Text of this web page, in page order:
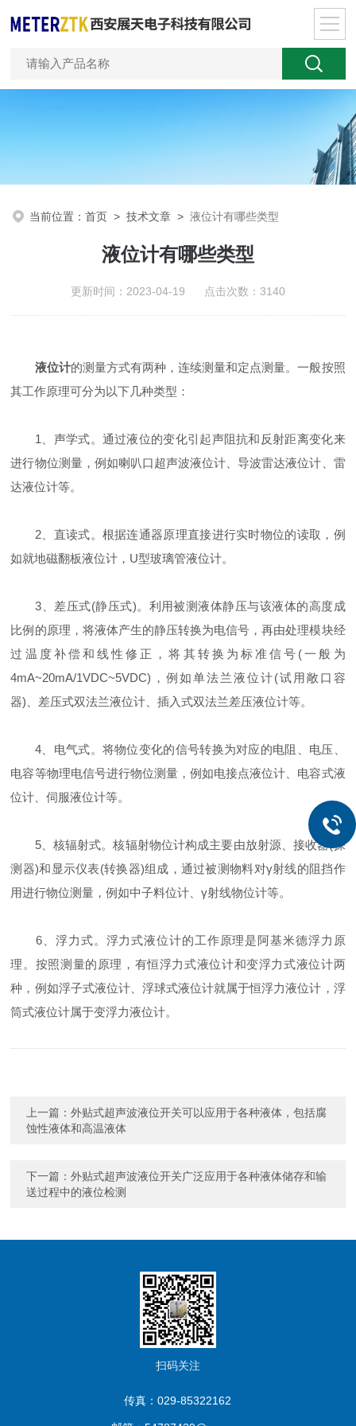
当前位置：首页 >技术文章 >液位计有哪些类型
液位计有哪些类型
更新时间：2023-04-19 点击次数：3140
液位计的测量方式有两种，连续测量和定点测量。一般按照
其工作原理可分为以下几种类型：
1、声学式。通过液位的变化引起声阻抗和反射距离变化来
进行物位测量，例如喇叭口超声波液位计、导波雷达液位计、雷
达液位计等。
2、直读式。根据连通器原理直接进行实时物位的读取，例
如就地磁翻板液位计，U型玻璃管液位计。
3、差压式(静压式)。利用被测液体静压与该液体的高度成
比例的原理，将液体产生的静压转换为电信号，再由处理模块经
过温度补偿和线性修正，将其转换为标准信号(一般为
4mA~20mA/1VDC~5VDC)，例如单法兰液位计(试用敞口容
器)、差压式双法兰液位计、插入式双法兰差压液位计等。
4、电气式。将物位变化的信号转换为对应的电阻、电压、
电容等物理电信号进行物位测量，例如电接点液位计、电容式液
位计、伺服液位计等。
5、核辐射式。核辐射物位计构成主要由放射源、接收器(探
测器)和显示仪表(转换器)组成，通过被测物料对γ射线的阻挡作
用进行物位测量，例如中子料位计、γ射线物位计等。
6、浮力式。浮力式液位计的工作原理是阿基米德浮力原
理。按照测量的原理，有恒浮力式液位计和变浮力式液位计两
种，例如浮子式液位计、浮球式液位计就属于恒浮力液位计，浮
筒式液位计属于变浮力液位计。
上一篇：外贴式超声波液位开关可以应用于各种液体，包括腐
蚀性液体和高温液体
下一篇：外贴式超声波液位开关广泛应用于各种液体储存和输
送过程中的液位检测
扫码关注
传真：029-85322162